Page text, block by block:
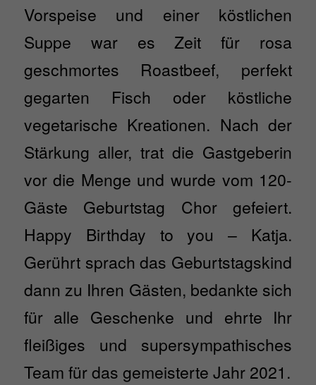
Vorspeise und einer köstlichen
Suppe war es Zeit für rosa
geschmortes Roastbeef, perfekt
gegarten Fisch oder köstliche
vegetarische Kreationen. Nach der
Stärkung aller, trat die Gastgeberin
vor die Menge und wurde vom 120-
Gäste Geburtstag Chor gefeiert.
Happy Birthday to you – Katja.
Gerührt sprach das Geburtstagskind
dann zu Ihren Gästen, bedankte sich
für alle Geschenke und ehrte Ihr
fleißiges und supersympathisches
Team für das gemeisterte Jahr 2021.